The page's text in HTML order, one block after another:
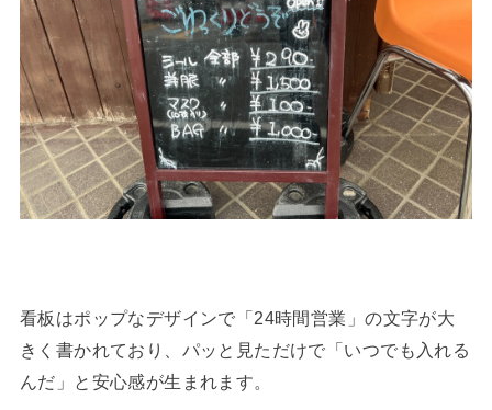
看板はポップなデザインで「24時間営業」の文字が大
きく書かれており、パッと見ただけで「いつでも入れる
んだ」と安心感が生まれます。